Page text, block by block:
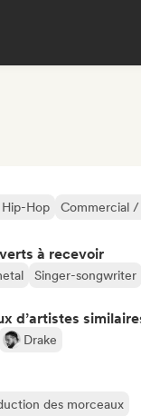
Hop Commercial /
à recevoir
Singer-songwriter
d’artistes
Drake
des morceaux